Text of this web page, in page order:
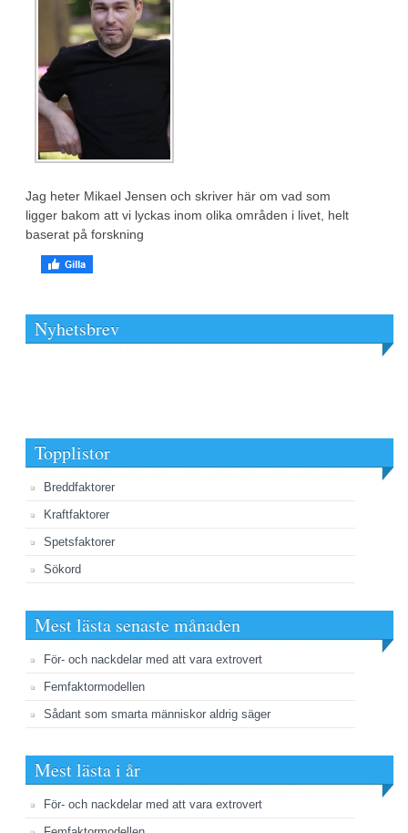
Jag heter Mikael Jensen och skriver här om vad som
ligger bakom att vi lyckas inom olika områden i livet, helt
baserat på forskning
Nyhetsbrev
Topplistor
Breddfaktorer
Kraftfaktorer
Spetsfaktorer
Sökord
Mest lästa senaste månaden
För- och nackdelar med att vara extrovert
Femfaktormodellen
Sådant som smarta människor aldrig säger
Mest lästa i år
För- och nackdelar med att vara extrovert